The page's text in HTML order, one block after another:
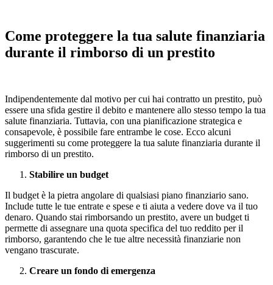
Come proteggere la tua salute finanziaria
durante il rimborso di un prestito
Indipendentemente dal motivo per cui hai contratto un prestito, può
essere una sfida gestire il debito e mantenere allo stesso tempo la tua
salute finanziaria. Tuttavia, con una pianificazione strategica e
consapevole, è possibile fare entrambe le cose. Ecco alcuni
suggerimenti su come proteggere la tua salute finanziaria durante il
rimborso di un prestito.
Stabilire un budget
Il budget è la pietra angolare di qualsiasi piano finanziario sano.
Include tutte le tue entrate e spese e ti aiuta a vedere dove va il tuo
denaro. Quando stai rimborsando un prestito, avere un budget ti
permette di assegnare una quota specifica del tuo reddito per il
rimborso, garantendo che le tue altre necessità finanziarie non
vengano trascurate.
Creare un fondo di emergenza